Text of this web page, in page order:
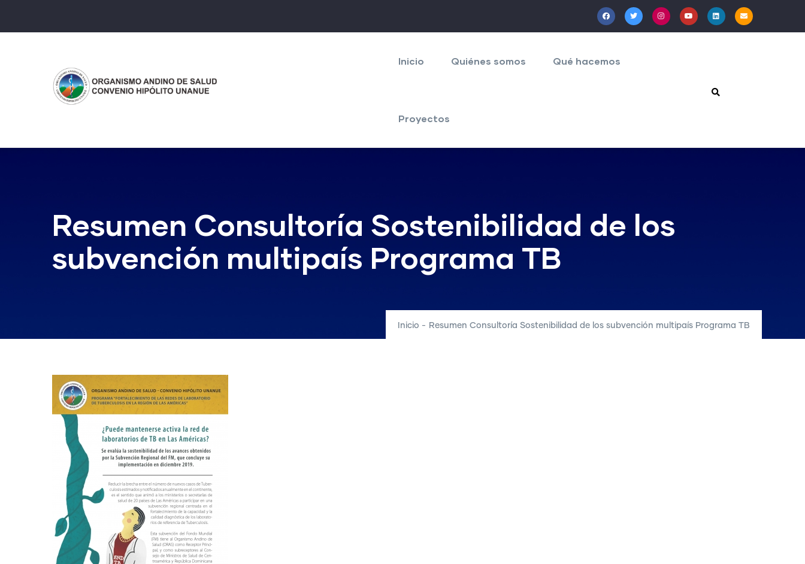
al
principal
Inicio Quiénes somos Qué hacemos
Proyectos
Resumen Consultoría Sostenibilidad de los
subvención multipaís Programa TB
Inicio - Resumen Consultoría Sostenibilidad de los subvención multipaís Programa TB